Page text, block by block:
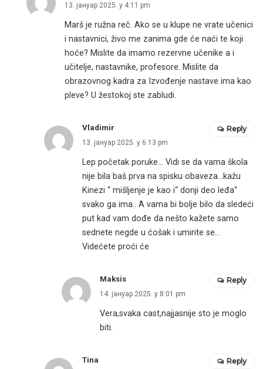
13. јануар 2025. у 4:11 pm
Marš je ružna reč. Ako se u klupe ne vrate učenici
i nastavnici, živo me zanima gde će naći te koji
hoće? Mislite da imamo rezervne učenike a i
učitelje, nastavnike, profesore. Mislite da
obrazovnog kadra za Izvođenje nastave ima kao
pleve? U žestokoj ste zabludi.
Vladimir
13. јануар 2025. у 6:13 pm
Lep početak poruke… Vidi se da vama škola
nije bila baš prva na spisku obaveza…kažu
Kinezi “ mišljenje je kao i“ donji deo leđa“
svako ga ima.. A vama bi bolje bilo da sledeći
put kad vam dođe da nešto kažete samo
sednete negde u ćošak i umirite se…
Videćete proći će
Reply
Maksis
14. јануар 2025. у 8:01 pm
Vera,svaka cast,najjasnije sto je moglo
biti.
Reply
Tina Reply